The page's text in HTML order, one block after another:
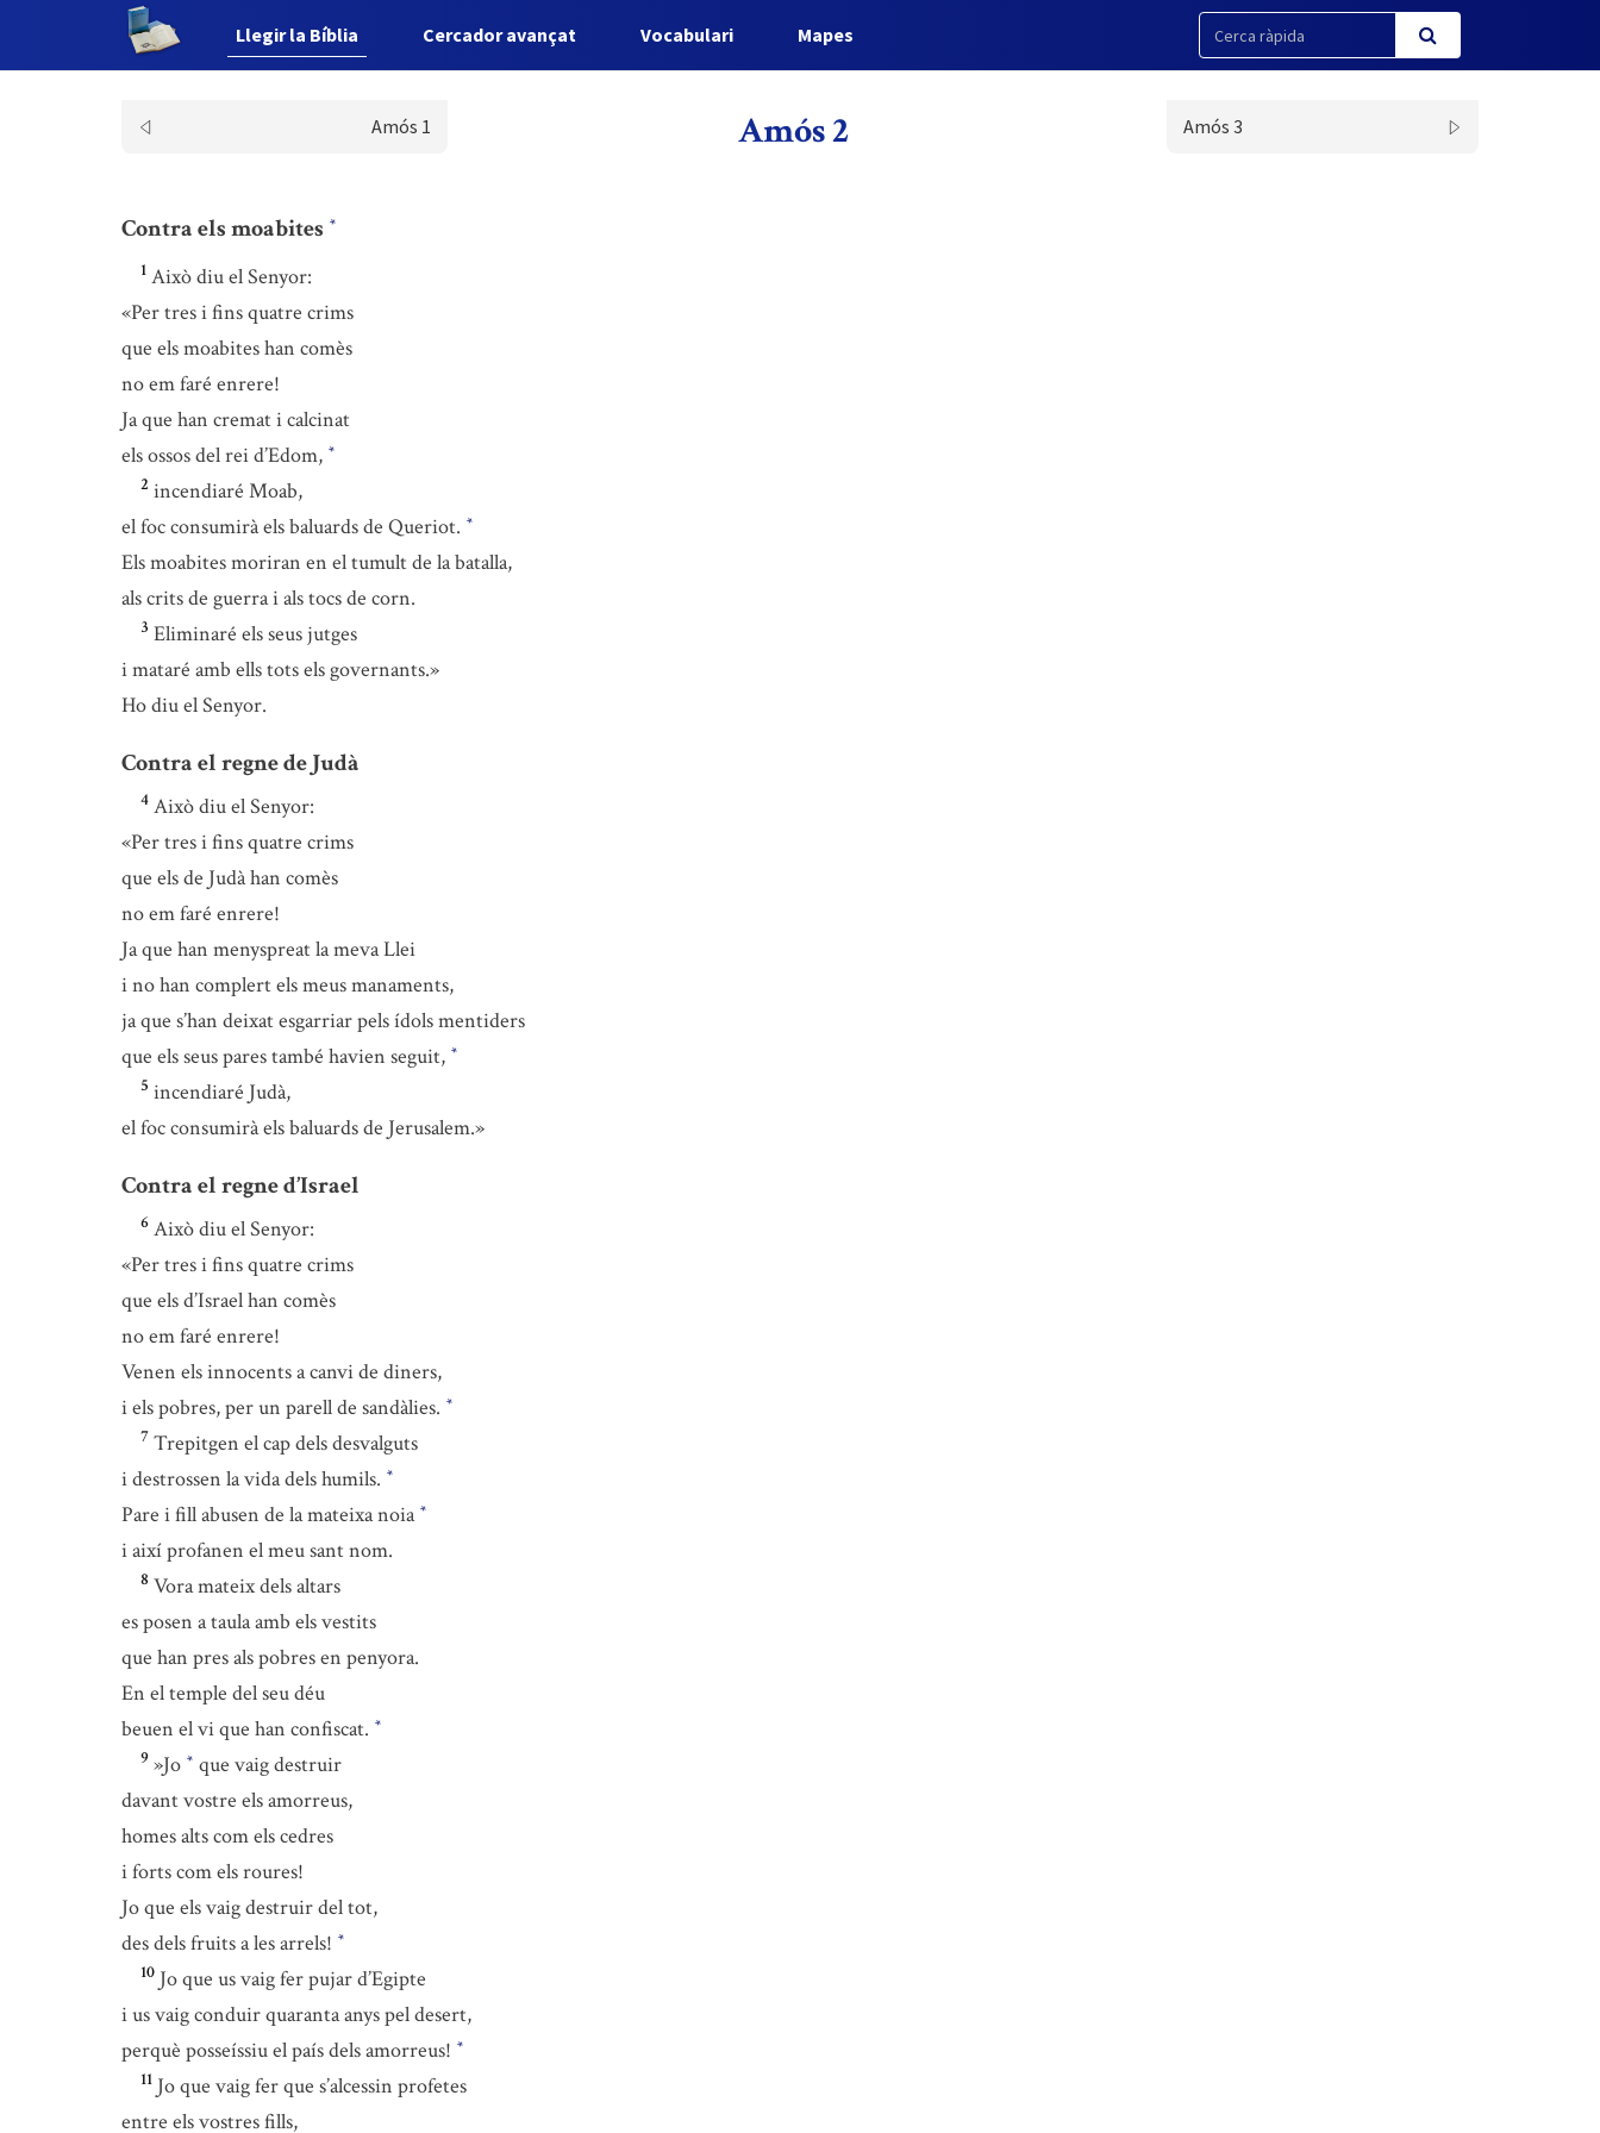
Llegir la Bíblia Cercador avançat Vocabulari Mapes
Amós 1 Amós 2 Amós 3
Contra els moabites *
1 Això diu el Senyor:
«Per tres i fins quatre crims
que els moabites han comès
no em faré enrere!
Ja que han cremat i calcinat
els ossos del rei d’Edom, *
2 incendiaré Moab,
el foc consumirà els baluards de Queriot. *
Els moabites moriran en el tumult de la batalla,
als crits de guerra i als tocs de corn.
3 Eliminaré els seus jutges
i mataré amb ells tots els governants.»
Ho diu el Senyor.
Contra el regne de Judà
4 Això diu el Senyor:
«Per tres i fins quatre crims
que els de Judà han comès
no em faré enrere!
Ja que han menyspreat la meva Llei
i no han complert els meus manaments,
ja que s’han deixat esgarriar pels ídols mentiders
que els seus pares també havien seguit, *
5 incendiaré Judà,
el foc consumirà els baluards de Jerusalem.»
Contra el regne d’Israel
6 Això diu el Senyor:
«Per tres i fins quatre crims
que els d’Israel han comès
no em faré enrere!
Venen els innocents a canvi de diners,
i els pobres, per un parell de sandàlies. *
7 Trepitgen el cap dels desvalguts
i destrossen la vida dels humils. *
Pare i fill abusen de la mateixa noia *
i així profanen el meu sant nom.
8 Vora mateix dels altars
es posen a taula amb els vestits
que han pres als pobres en penyora.
En el temple del seu déu
beuen el vi que han confiscat. *
9 »Jo * que vaig destruir
davant vostre els amorreus,
homes alts com els cedres
i forts com els roures!
Jo que els vaig destruir del tot,
des dels fruits a les arrels! *
10 Jo que us vaig fer pujar d’Egipte
i us vaig conduir quaranta anys pel desert,
perquè posseíssiu el país dels amorreus! *
11 Jo que vaig fer que s’alcessin profetes
entre els vostres fills,